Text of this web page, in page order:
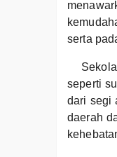
serta
seperti
dari segi
daerah